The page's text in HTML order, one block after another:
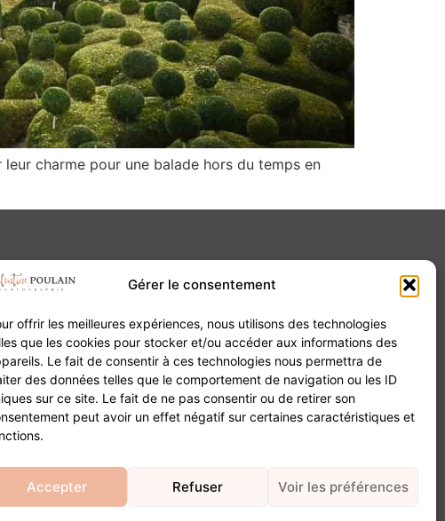
Gérer le consentement
offrir les meilleures expériences, nous utilisons des technologies
que les cookies pour stocker et/ou accéder aux informations des
Le fait de consentir à ces technologies nous permettra de
des données telles que le comportement de navigation ou les ID
sur ce site. Le fait de ne pas consentir ou de retirer son
peut avoir un effet négatif sur certaines caractéristiques et
Accepter Refuser Voir les préférences
charme pour une balade hors du temps en
Contact
20B Grand Rue 68180 Horbourg-Wihr
06 84 93 03 01
contact@valentinepoulain.com